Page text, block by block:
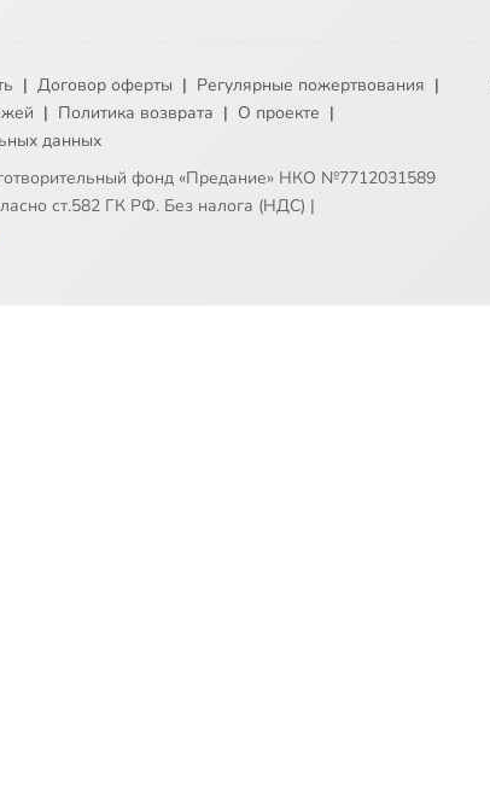
| Договор оферты | Регулярные пожертвования |
| Политика возврата | О проекте |
данных
фонд «Предание» НКО №7712031589
ст.582 ГК РФ. Без налога (НДС) |